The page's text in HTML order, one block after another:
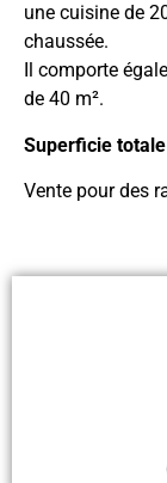
une cuisine de
chaussée.
Il comporte
de 40 m².
Superficie
Vente pour des